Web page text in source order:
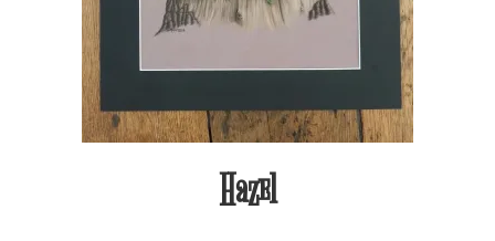
Hazel